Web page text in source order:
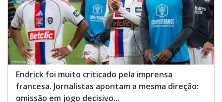
Endrick foi muito criticado pela imprensa
francesa. Jornalistas apontam a mesma direção:
omissão em jogo decisivo...